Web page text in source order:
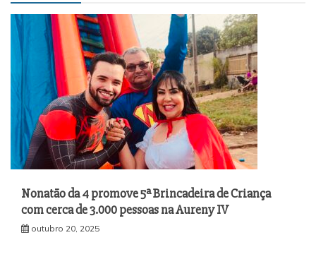
Nonatão da 4 promove 5ª Brincadeira de Criança
com cerca de 3.000 pessoas na Aureny IV
outubro 20, 2025